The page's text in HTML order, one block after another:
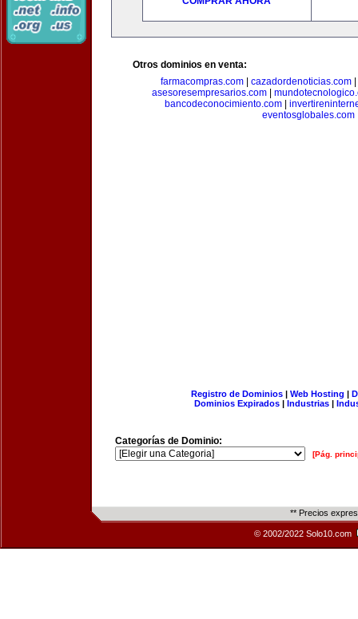
Otros dominios en venta:
farmacompras.com
cazadordenoticias.com
asesoresempresarios.com
bancodeconocimiento.com
eventosglobales.com
Registro de Dominios| Web Hosting |
Dominios Expirados | Industrias |
Categorías de Dominio:
[Pág.
** Precios
© 2002/2022 Solo10.com